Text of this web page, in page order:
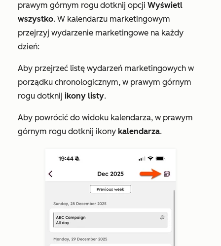
prawym górnym rogu dotknij opcji Wyświetl
wszystko. W kalendarzu marketingowym
przejrzyj wydarzenie marketingowe na każdy
dzień:
Aby przejrzeć listę wydarzeń marketingowych w
porządku chronologicznym, w prawym górnym
rogu dotknij ikony listy.
Aby powrócić do widoku kalendarza, w prawym
górnym rogu dotknij ikony kalendarza.